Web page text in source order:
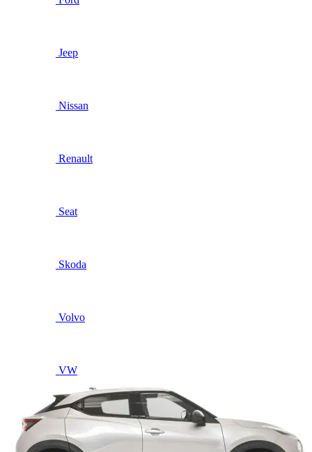
Jeep
Nissan
Renault
Seat
Skoda
Volvo
VW